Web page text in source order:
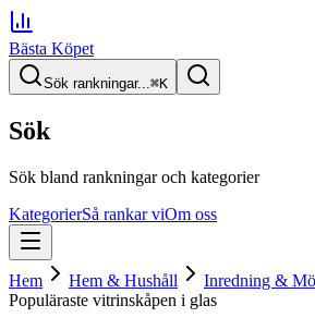
Bästa Köpet
Sök rankningar...⌘K
Sök
Sök bland rankningar och kategorier
KategorierSå rankar viOm oss
Hem Hem & Hushåll Inredning &
Populäraste vitrinskåpen i glas